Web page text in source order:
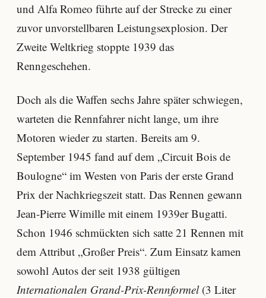
und Alfa Romeo führte auf der Strecke zu einer
zuvor unvorstellbaren Leistungsexplosion. Der
Zweite Weltkrieg stoppte 1939 das
Renngeschehen.
Doch als die Waffen sechs Jahre später schwiegen,
warteten die Rennfahrer nicht lange, um ihre
Motoren wieder zu starten. Bereits am 9.
September 1945 fand auf dem „Circuit Bois de
Boulogne“ im Westen von Paris der erste Grand
Prix der Nachkriegszeit statt. Das Rennen gewann
Jean-Pierre Wimille mit einem 1939er Bugatti.
Schon 1946 schmückten sich satte 21 Rennen mit
dem Attribut „Großer Preis“. Zum Einsatz kamen
sowohl Autos der seit 1938 gültigen
Internationalen Grand-Prix-Rennformel(3 Liter